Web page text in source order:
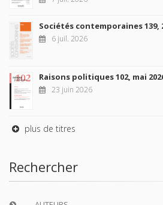
Sociétés contemporaines 139,
6 juil. 2026
Raisons politiques 102, mai
23 juin 2026
plus de titres
Rechercher